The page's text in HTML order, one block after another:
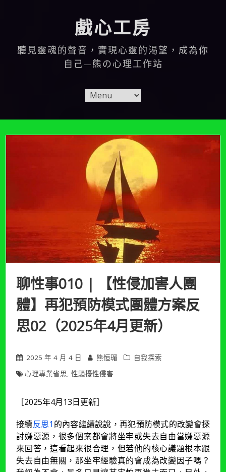
戲心工房
聽見靈魂的聲音，實現心靈的渴望，成為你
自己—熊の心理工作站
聊性事010 | 【性侵加害人團
體】再犯預防模式團體方案反
思02（2025年4月更新）
2025 年 4 月 4 日 熊恒瑂
自我探索
心理專業省思 ,性騷擾性侵害
［2025年4月13日更新］
接續反思1 的內容繼續說說，再犯預防模式的改變會探
討嫌惡源，很多個案都會將坐牢或失去自由當嫌惡源
來回答，這看起來很合理，但若他的核心議題根本跟
失去自由無關，那坐牢經驗真的會成為改變因子嗎？